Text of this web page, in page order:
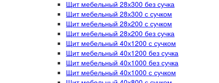
Щит мебельный 28х300 без сучка
Щит мебельный 28х300 с сучком
Щит мебельный 28х200 с сучком
Щит мебельный 28х200 без сучка
Щит мебельный 40х1200 с сучком
Щит мебельный 40х1200 без сучка
Щит мебельный 40х1000 без сучка
Щит мебельный 40х1000 с сучком